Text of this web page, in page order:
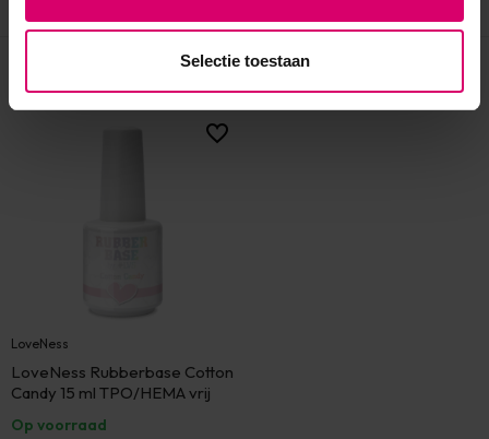
Selectie toestaan
LoveNess
LoveNess Rubberbase Cotton
Candy 15 ml TPO/HEMA vrij
Op voorraad